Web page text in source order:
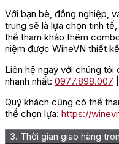
Với bạn bè, đồng nghiệp,
trung sẽ là lựa chọn tinh
thể tham khảo thêm
niệm được WineVN thiết
Liên hệ ngay với chúng
nhanh nhất: 0977.898.007
Quý khách cũng có thể
thể chọn lựa: https://
3. Thời gian giao hàng